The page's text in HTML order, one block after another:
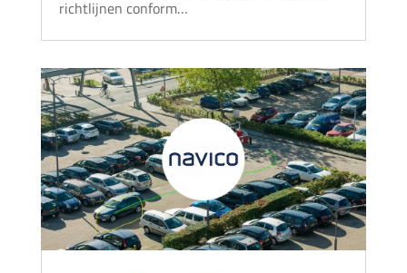
richtlijnen conform…